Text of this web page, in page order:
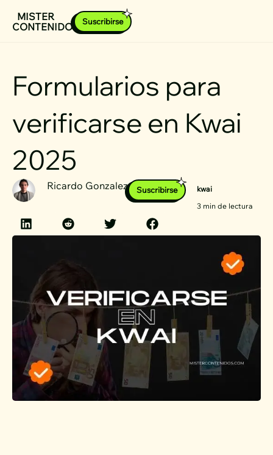
MISTER
CONTENIDOS Suscribirse
Formularios para
verificarse en Kwai
2025
Ricardo Gonzalez Suscribirse
kwai
3 min de lectura